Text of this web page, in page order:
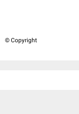
© Copyright